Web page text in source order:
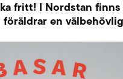
fritt! I Nordstan
en